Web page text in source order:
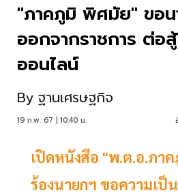
"ภาคภูมิ พิศมัย" ขอน
ออกจากราชการ ต่
ออนไลน์
By ฐานเศรษฐกิจ
19 ก.พ. 67 | 10:40 น.
เปิดหนังสือ "พ.ต.อ.ภา
ร้องนายกฯ ขอความเป็